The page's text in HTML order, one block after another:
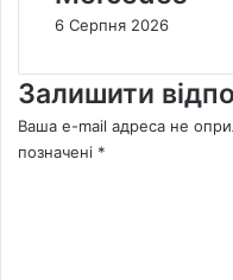
6 Серпня 2026
Залишити
Ваша e-mail адреса не
позначені *